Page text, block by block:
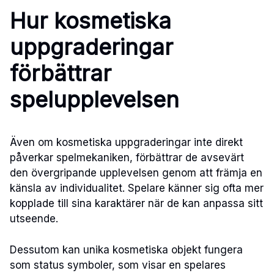
Hur kosmetiska
uppgraderingar
förbättrar
spelupplevelsen
Även om kosmetiska uppgraderingar inte direkt
påverkar spelmekaniken, förbättrar de avsevärt
den övergripande upplevelsen genom att främja en
känsla av individualitet. Spelare känner sig ofta mer
kopplade till sina karaktärer när de kan anpassa sitt
utseende.
Dessutom kan unika kosmetiska objekt fungera
som status symboler, som visar en spelares